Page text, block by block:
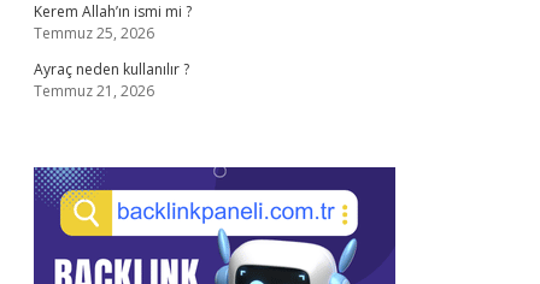
Kerem Allah’ın ismi mi ?
Temmuz 25, 2026
Ayraç neden kullanılır ?
Temmuz 21, 2026